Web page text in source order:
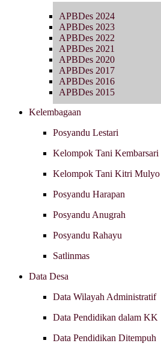
APBDes 2024
APBDes 2023
APBDes 2022
APBDes 2021
APBDes 2020
APBDes 2017
APBDes 2016
APBDes 2015
Kelembagaan
Posyandu Lestari
Kelompok Tani Kembarsari
Kelompok Tani Kitri Mulyo
Posyandu Harapan
Posyandu Anugrah
Posyandu Rahayu
Satlinmas
Data Desa
Data Wilayah Administratif
Data Pendidikan dalam KK
Data Pendidikan Ditempuh